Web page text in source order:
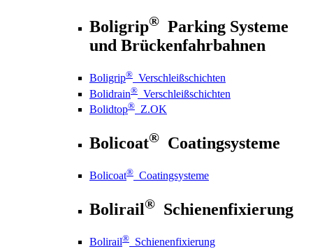
Boligrip® Parking Systeme
und Brückenfahrbahnen
Boligrip® Verschleißschichten
Bolidrain® Verschleißschichten
Bolidtop® Z.OK
Bolicoat® Coatingsysteme
Bolicoat® Coatingsysteme
Bolirail® Schienenfixierung
Bolirail® Schienenfixierung